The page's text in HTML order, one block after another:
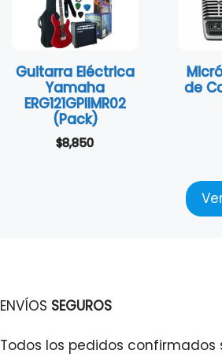
Guitarra Eléctrica
Yamaha
ERG121GPIIMR02
(Pack)
$8,850
de
ENVÍOS SEGUROS
Todos los pedidos confirmados